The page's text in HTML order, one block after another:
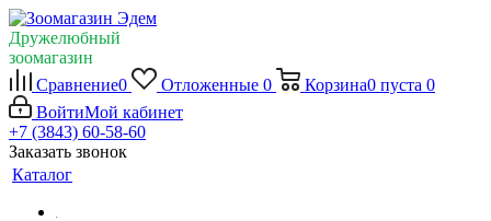
Дружелюбный
зоомагазин
Сравнение0 Отложенные 0 Корзина0 пуста 0
ВойтиМой кабинет
+7 (3843) 60-58-60
Заказать звонок
Каталог